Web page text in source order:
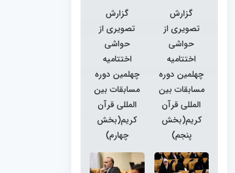
گزارش
تصویری از
حواشی
اختتامیه
چهلمین دوره
مسابقات بین
المللی قرآن
کریم(بخش
پنجم)
گزارش
تصویری از
حواشی
اختتامیه
چهلمین دوره
مسابقات بین
المللی قرآن
کریم(بخش
چهارم)